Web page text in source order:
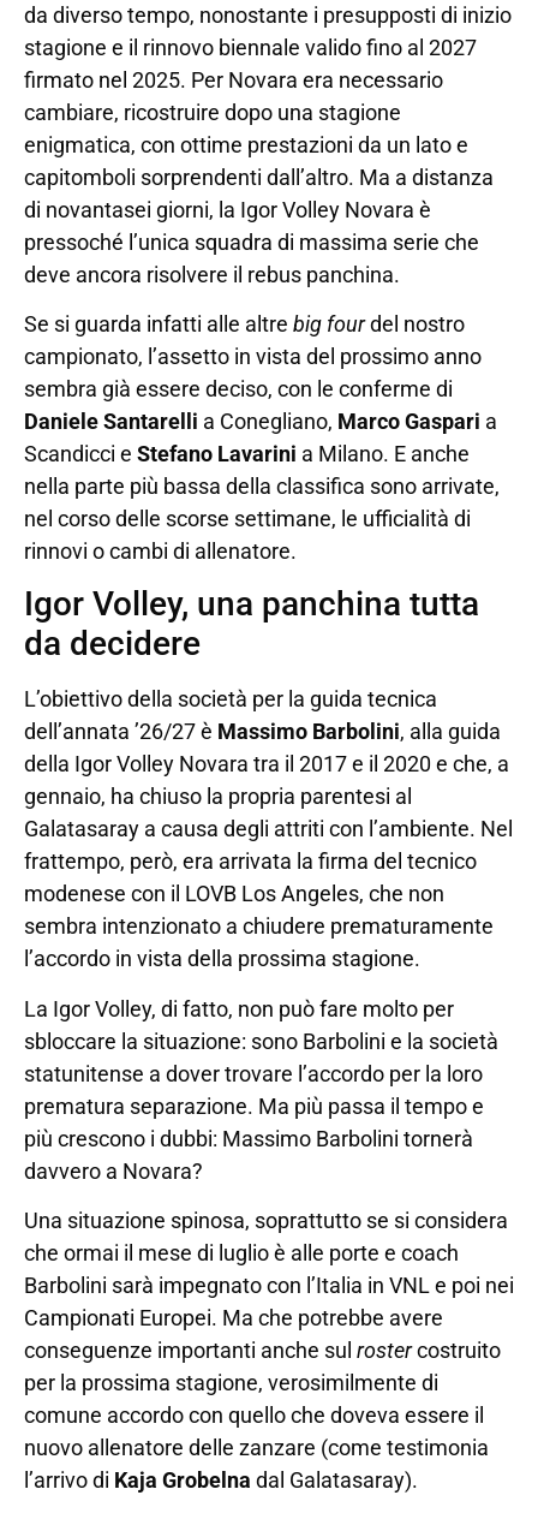
da diverso tempo, nonostante i presupposti di inizio
stagione e il rinnovo biennale valido fino al 2027
firmato nel 2025. Per Novara era necessario
cambiare, ricostruire dopo una stagione
enigmatica, con ottime prestazioni da un lato e
capitomboli sorprendenti dall’altro. Ma a distanza
di novantasei giorni, la Igor Volley Novara è
pressoché l’unica squadra di massima serie che
deve ancora risolvere il rebus panchina.
Se si guarda infatti alle altre big fourdel nostro
campionato, l’assetto in vista del prossimo anno
sembra già essere deciso, con le conferme di
Daniele Santarelli a Conegliano, Marco Gaspari a
Scandicci e Stefano Lavarini a Milano. E anche
nella parte più bassa della classifica sono arrivate,
nel corso delle scorse settimane, le ufficialità di
rinnovi o cambi di allenatore.
Igor Volley, una panchina tutta
da decidere
L’obiettivo della società per la guida tecnica
dell’annata ’26/27 è Massimo Barbolini, alla guida
della Igor Volley Novara tra il 2017 e il 2020 e che, a
gennaio, ha chiuso la propria parentesi al
Galatasaray a causa degli attriti con l’ambiente. Nel
frattempo, però, era arrivata la firma del tecnico
modenese con il LOVB Los Angeles, che non
sembra intenzionato a chiudere prematuramente
l’accordo in vista della prossima stagione.
La Igor Volley, di fatto, non può fare molto per
sbloccare la situazione: sono Barbolini e la società
statunitense a dover trovare l’accordo per la loro
prematura separazione. Ma più passa il tempo e
più crescono i dubbi: Massimo Barbolini tornerà
davvero a Novara?
Una situazione spinosa, soprattutto se si considera
che ormai il mese di luglio è alle porte e coach
Barbolini sarà impegnato con l’Italia in VNL e poi nei
Campionati Europei. Ma che potrebbe avere
conseguenze importanti anche sul rostercostruito
per la prossima stagione, verosimilmente di
comune accordo con quello che doveva essere il
nuovo allenatore delle zanzare (come testimonia
l’arrivo di Kaja Grobelna dal Galatasaray).